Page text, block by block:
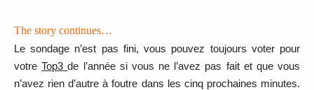
The story continues…
Le sondage n’est pas fini, vous pouvez toujours voter pour
votreTop3 de l’année si vous ne l’avez pas fait et que vous
n’avez rien d’autre à foutre dans les cinq prochaines minutes.